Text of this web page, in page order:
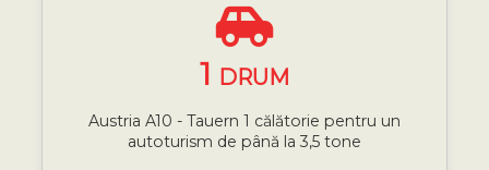
1 DRUM
Austria A10 - Tauern 1 călătorie pentru un
autoturism de până la 3,5 tone